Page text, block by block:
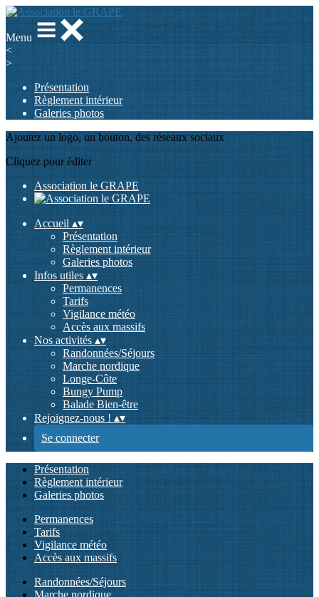
Menu
<
>
Présentation
Règlement intérieur
Galeries photos
Ajoutez un logo, un bouton, des réseaux sociaux
Cliquez pour éditer
Association le GRAPE
Accueil ▴▾
Présentation
Règlement intérieur
Galeries photos
Infos utiles ▴▾
Permanences
Tarifs
Vigilance météo
Accès aux massifs
Nos activités ▴▾
Randonnées/Séjours
Marche nordique
Longe-Côte
Bungy Pump
Balade Bien-être
Rejoignez-nous ! ▴▾
Se connecter
Présentation
Règlement intérieur
Galeries photos
Permanences
Tarifs
Vigilance météo
Accès aux massifs
Randonnées/Séjours
Marche nordique